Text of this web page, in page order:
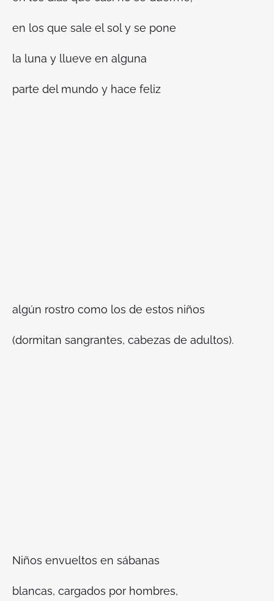
en los que sale el sol y se pone
la luna y llueve en alguna
parte del mundo y hace feliz
algún rostro como los de estos niños
(dormitan sangrantes, cabezas de adultos).
Niños envueltos en sábanas
blancas, cargados por hombres,